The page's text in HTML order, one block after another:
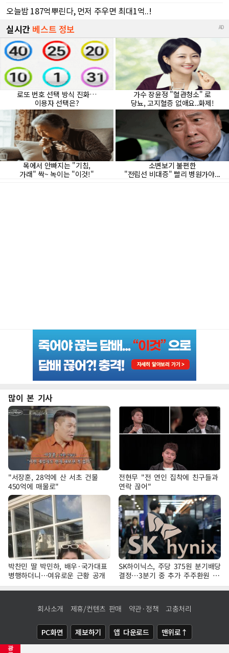
광
많이 본 기사
"서장훈, 28억에 산 서초 건물
450억에 매물로"
전현무 "전 연인 집착에 친구들과
연락 끊어"
박찬민 딸 박민하, 배우·국가대표
병행하더니…여유로운 근황 공개
SK하이닉스, 주당 375원 분기배당
결정…3분기 중 추가 주주환원 발
표
회사소개 제휴/컨텐츠 판매 약관·정책 고충처리
PC화면 제보하기 앱 다운로드 맨위로↑